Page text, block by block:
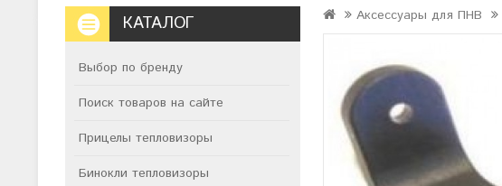
КАТАЛОГ
Выбор по бренду
Поиск товаров на сайте
Прицелы тепловизоры
Бинокли тепловизоры
Аксессуары для ПНВ